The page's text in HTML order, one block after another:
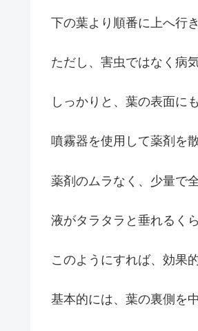
下の葉より順番に上へ行
ただし、害虫ではなく病
しっかりと、葉の表面に
噴霧器を使用して薬剤を
薬剤のムラなく、少量で
液がタラタラと垂れるく
このようにすれば、効果
基本的には、葉の裏側を